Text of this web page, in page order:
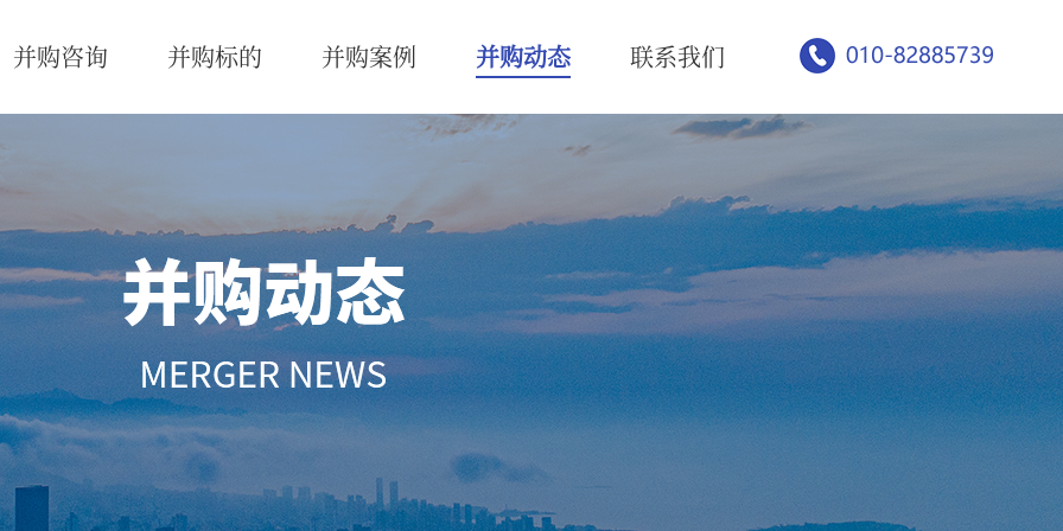
并购咨询 并购标的 并购案例 并购动态 联系我们